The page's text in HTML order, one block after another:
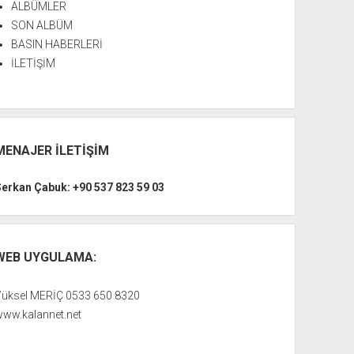
ALBÜMLER
SON ALBÜM
BASIN HABERLERİ
İLETİŞİM
İLETİŞİM
Çabuk: +90 537 823 59 03
UYGULAMA:
MERİÇ 0533 650 8320